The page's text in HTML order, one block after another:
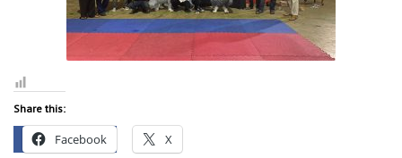
Share this:
Facebook X